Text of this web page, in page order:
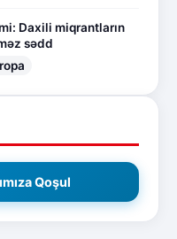
Daxili miqrantların
sədd
Qoşul